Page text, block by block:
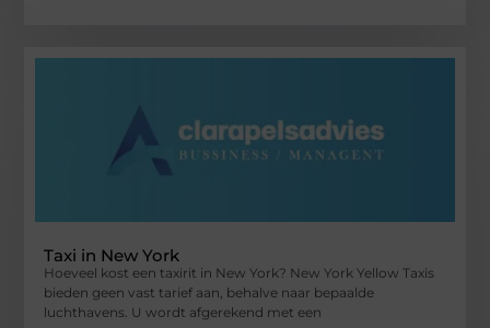
Taxi in New York
Hoeveel kost een taxirit in New York? New York Yellow Taxis
bieden geen vast tarief aan, behalve naar bepaalde
luchthavens. U wordt afgerekend met een